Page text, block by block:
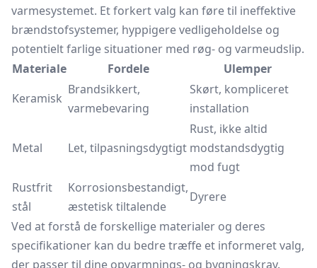
varmesystemet. Et forkert valg kan føre til ineffektive
brændstofsystemer, hyppigere vedligeholdelse og
potentielt farlige situationer med røg- og varmeudslip.
Materiale
Fordele
Ulemper
Keramisk
Brandsikkert,
varmebevaring
Skørt, kompliceret
installation
Metal Let, tilpasningsdygtigt
Rust, ikke altid
modstandsdygtig
mod fugt
Rustfrit
stål
Korrosionsbestandigt,
æstetisk tiltalende
Dyrere
Ved at forstå de forskellige materialer og deres
specifikationer kan du bedre træffe et informeret valg,
der passer til dine opvarmnings- og bygningskrav.